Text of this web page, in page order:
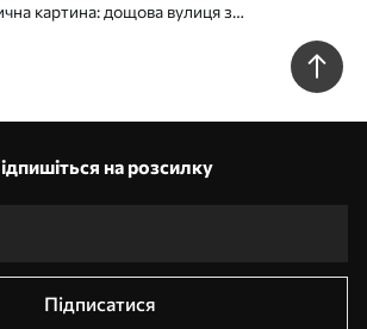
картина: дощова вулиця з
на розсилку
Підписатися